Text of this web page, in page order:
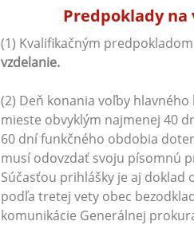
Predpoklady
(1) Kvalifikačným
vzdelanie.
(2) Deň konania voľby
mieste obvyklým najmenej 40
60 dní funkčného obdobia
musí odovzdať svoju písomnú
Súčasťou prihlášky je aj doklad
podľa tretej vety obec
komunikácie Generálnej